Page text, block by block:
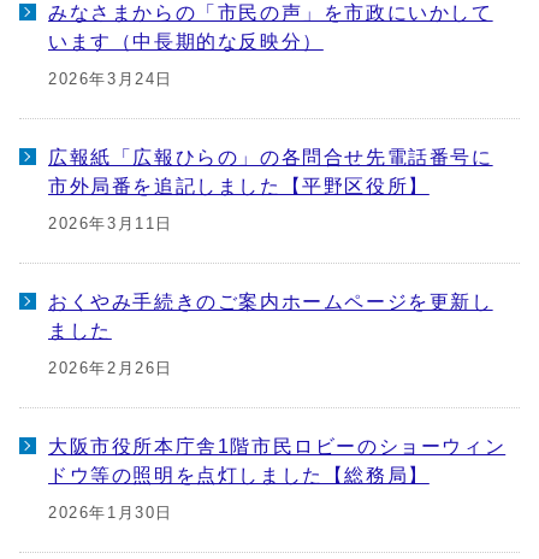
みなさまからの「市民の声」を市政にいかして
います（中長期的な反映分）
2026年3月24日
広報紙「広報ひらの」の各問合せ先電話番号に
市外局番を追記しました【平野区役所】
2026年3月11日
おくやみ手続きのご案内ホームページを更新し
ました
2026年2月26日
大阪市役所本庁舎1階市民ロビーのショーウィン
ドウ等の照明を点灯しました【総務局】
2026年1月30日